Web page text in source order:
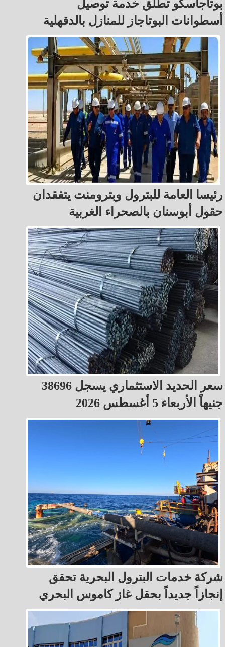
بوتاجاسكو تطلق خدمة توصيل
أسطوانات البوتاجاز للمنازل بالدقهلية
رئيسا العامة للبترول وبترومنت يتفقدان
حقول أبوسنان بالصحراء الغربية
سعر الحديد الاستثماري يسجل 38696
جنيهاً الأربعاء 5 أغسطس 2026
شركة خدمات البترول البحرية تحقق
إنجازاً جديداً بحقل غاز كاموس البحري